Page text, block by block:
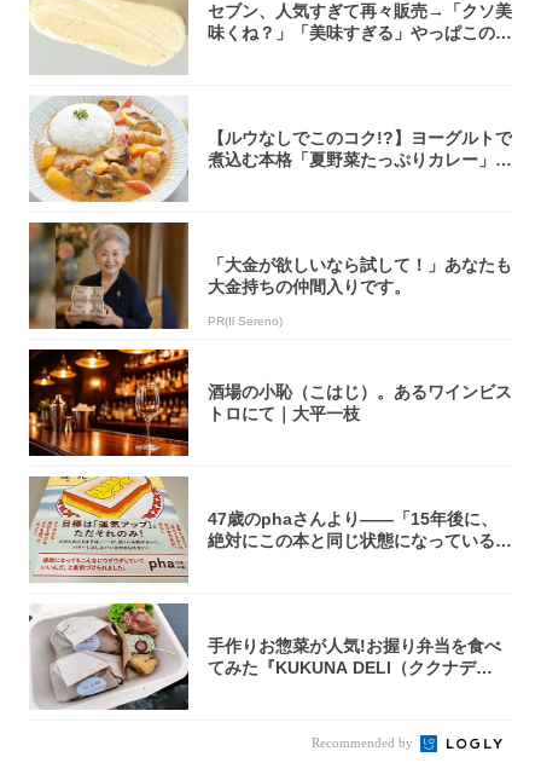
セブン、人気すぎて再々販売→「クソ美
味くね？」「美味すぎる」やっぱこのク
【ルウなしでこのコク!?】ヨーグルトで
煮込む本格「夏野菜たっぷりカレー」作
「大金が欲しいなら試して！」あなたも
大金持ちの仲間入りです。
PR(Il Sereno)
酒場の小恥（こはじ）。あるワインビス
トロにて｜大平一枝
47歳のphaさんより――「15年後に、
絶対にこの本と同じ状態になっている自
手作りお惣菜が人気!お握り弁当を食べ
てみた『KUKUNA DELI（ククナデ
Recommended by